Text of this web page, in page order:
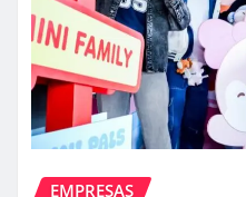
EMPRESAS